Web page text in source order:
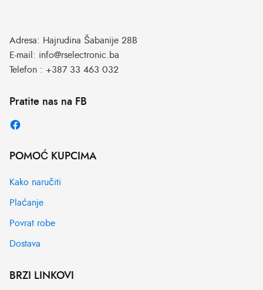
Adresa: Hajrudina Šabanije 28B
E-mail: info@rselectronic.ba
Telefon : +387 33 463 032
Pratite nas na FB
POMOĆ KUPCIMA
Kako naručiti
Plaćanje
Povrat robe
Dostava
BRZI LINKOVI